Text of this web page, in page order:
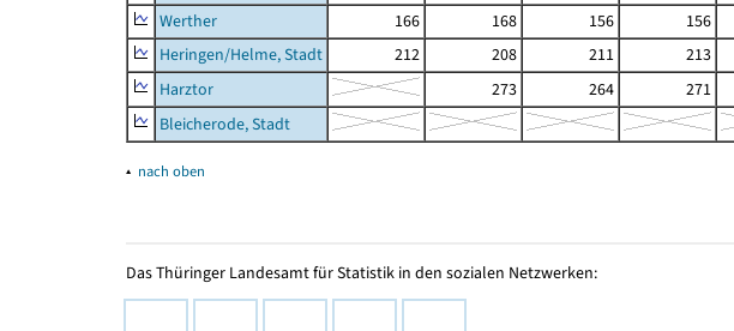
Werther
166 168 156 156
Heringen/Helme, Stadt
212 208 211 213
Harztor
273 264 271
Bleicherode, Stadt
▴ nach oben
Das Thüringer Landesamt für Statistik in den sozialen Netzwerken: